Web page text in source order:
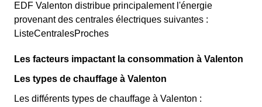
EDF Valenton distribue principalement l'énergie
provenant des centrales électriques suivantes :
ListeCentralesProches
Les facteurs impactant la consommation à Valenton
Les types de chauffage à Valenton
Les différents types de chauffage à Valenton :